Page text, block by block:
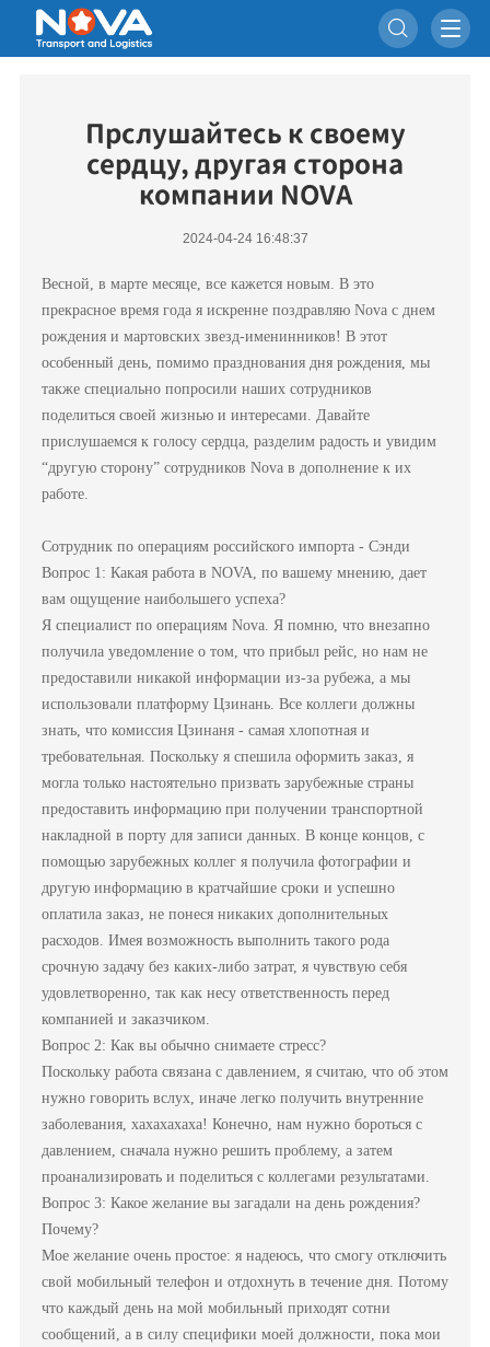

Прслушайтесь к своему
сердцу, другая сторона
компании NOVA
2024-04-24 16:48:37
Весной, в марте месяце, все кажется новым. В это
прекрасное время года я искренне поздравляю Nova с днем
рождения и мартовских звезд-именинников! В этот
особенный день, помимо празднования дня рождения, мы
также специально попросили наших сотрудников
поделиться своей жизнью и интересами. Давайте
прислушаемся к голосу сердца, разделим радость и увидим
“другую сторону” сотрудников Nova в дополнение к их
работе.
Сотрудник по операциям российского импорта - Сэнди
Вопрос 1: Какая работа в NOVA, по вашему мнению, дает
вам ощущение наибольшего успеха?
Я специалист по операциям Nova. Я помню, что внезапно
получила уведомление о том, что прибыл рейс, но нам не
предоставили никакой информации из-за рубежа, а мы
использовали платформу Цзинань. Все коллеги должны
знать, что комиссия Цзинаня - самая хлопотная и
требовательная. Поскольку я спешила оформить заказ, я
могла только настоятельно призвать зарубежные страны
предоставить информацию при получении транспортной
накладной в порту для записи данных. В конце концов, с
помощью зарубежных коллег я получила фотографии и
другую информацию в кратчайшие сроки и успешно
оплатила заказ, не понеся никаких дополнительных
расходов. Имея возможность выполнить такого рода
срочную задачу без каких-либо затрат, я чувствую себя
удовлетворенно, так как несу ответственность перед
компанией и заказчиком.
Вопрос 2: Как вы обычно снимаете стресс?
Поскольку работа связана с давлением, я считаю, что об этом
нужно говорить вслух, иначе легко получить внутренние
заболевания, хахахахаха! Конечно, нам нужно бороться с
давлением, сначала нужно решить проблему, а затем
проанализировать и поделиться с коллегами результатами.
Вопрос 3: Какое желание вы загадали на день рождения?
Почему?
Мое желание очень простое: я надеюсь, что смогу отключить
свой мобильный телефон и отдохнуть в течение дня. Потому
что каждый день на мой мобильный приходят сотни
сообщений, а в силу специфики моей должности, пока мои